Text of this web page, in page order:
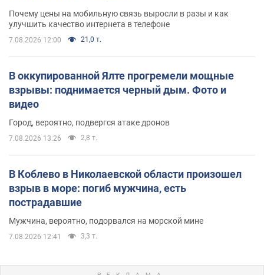
Почему цены на мобильную связь выросли в разы и как
улучшить качество интернета в телефоне
7.08.2026 12:00 21,0 т.
В оккупированной Ялте прогремели мощные
взрывы: поднимается черный дым. Фото и
видео
Город, вероятно, подвергся атаке дронов
7.08.2026 13:26 2,8 т.
В Коблево в Николаевской области произошел
взрыв в море: погиб мужчина, есть
пострадавшие
Мужчина, вероятно, подорвался на морской мине
7.08.2026 12:41 3,3 т.